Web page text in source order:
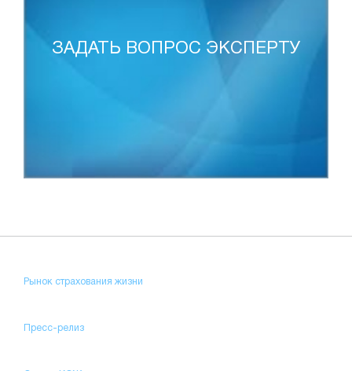
ЗАДАТЬ ВОПРОС ЭКСПЕРТУ
Рынок страхования жизни
Пресс-релиз